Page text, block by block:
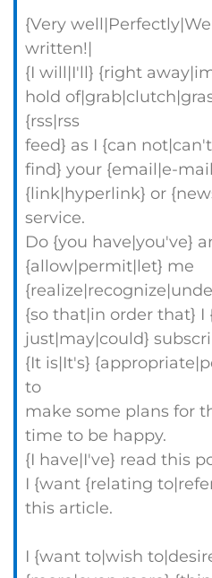
{Very
written!|
{I will|I'll} {right
hold
{rss|rss
feed} as I {can
find} your {email|e-
{link|hyperlink} or
service.
Do {you have|you've}
{allow|permit|let} me
{so that|in order that} I
just|may|could}
{It is|It's}
to
make some plans for
time to be happy.
{I have|I've} read this
I {want {relating
this article.
I {want to|wish